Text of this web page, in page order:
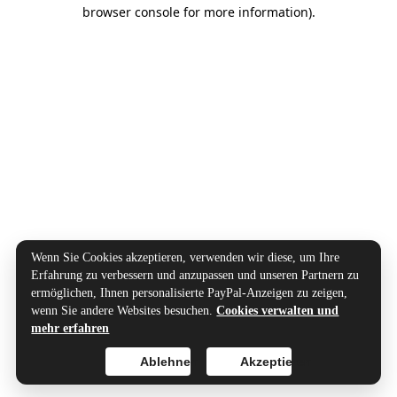
browser console for more information).
Wenn Sie Cookies akzeptieren, verwenden wir diese, um Ihre
Erfahrung zu verbessern und anzupassen und unseren Partnern zu
ermöglichen, Ihnen personalisierte PayPal-Anzeigen zu zeigen,
wenn Sie andere Websites besuchen.Cookies verwalten und
mehr erfahren
Akzeptieren
Ablehnen